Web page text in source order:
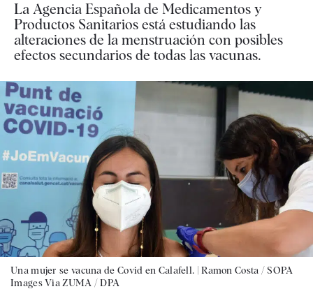
La Agencia Española de Medicamentos y
Productos Sanitarios está estudiando las
alteraciones de la menstruación con posibles
efectos secundarios de todas las vacunas.
Una mujer se vacuna de Covid en Calafell. |Ramon Costa / SOPA
Images Via ZUMA / DPA